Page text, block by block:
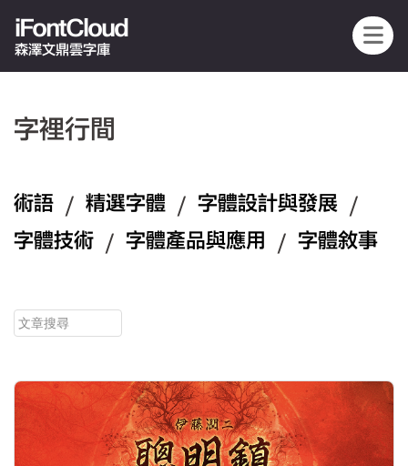
iFontCloud
森澤文鼎雲字庫
字裡行間
術語 / 精選字體 / 字體設計與發展 /
字體技術 / 字體產品與應用 / 字體敘事